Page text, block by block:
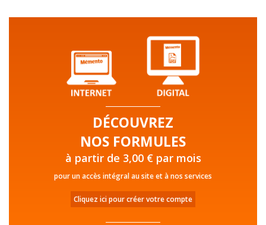
DÉCOUVREZ
NOS FORMULES
à partir de 3,00 € par mois
pour un accès intégral au site et à nos services
Cliquez ici pour créer votre compte